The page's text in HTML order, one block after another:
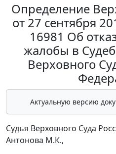
Определение
от 27 сентября
16981 Об
жалобы в
Верховного
Актуальную версию
Судья Верховного Суда
Антонова М.К.,